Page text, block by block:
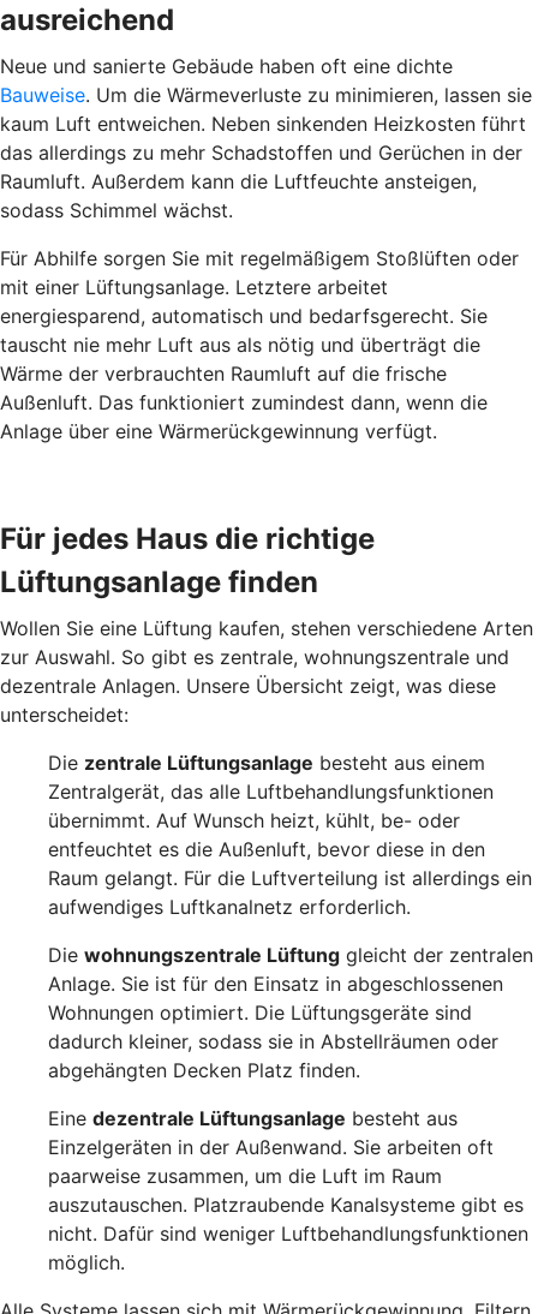
ausreichend
Neue und sanierte Gebäude haben oft eine dichte
Bauweise. Um die Wärmeverluste zu minimieren, lassen sie
kaum Luft entweichen. Neben sinkenden Heizkosten führt
das allerdings zu mehr Schadstoffen und Gerüchen in der
Raumluft. Außerdem kann die Luftfeuchte ansteigen,
sodass Schimmel wächst.
Für Abhilfe sorgen Sie mit regelmäßigem Stoßlüften oder
mit einer Lüftungsanlage. Letztere arbeitet
energiesparend, automatisch und bedarfsgerecht. Sie
tauscht nie mehr Luft aus als nötig und überträgt die
Wärme der verbrauchten Raumluft auf die frische
Außenluft. Das funktioniert zumindest dann, wenn die
Anlage über eine Wärmerückgewinnung verfügt.
Für jedes Haus die richtige
Lüftungsanlage finden
Wollen Sie eine Lüftung kaufen, stehen verschiedene Arten
zur Auswahl. So gibt es zentrale, wohnungszentrale und
dezentrale Anlagen. Unsere Übersicht zeigt, was diese
unterscheidet:
Die zentrale Lüftungsanlage besteht aus einem
Zentralgerät, das alle Luftbehandlungsfunktionen
übernimmt. Auf Wunsch heizt, kühlt, be- oder
entfeuchtet es die Außenluft, bevor diese in den
Raum gelangt. Für die Luftverteilung ist allerdings ein
aufwendiges Luftkanalnetz erforderlich.
Die wohnungszentrale Lüftung gleicht der zentralen
Anlage. Sie ist für den Einsatz in abgeschlossenen
Wohnungen optimiert. Die Lüftungsgeräte sind
dadurch kleiner, sodass sie in Abstellräumen oder
abgehängten Decken Platz finden.
Eine dezentrale Lüftungsanlage besteht aus
Einzelgeräten in der Außenwand. Sie arbeiten oft
paarweise zusammen, um die Luft im Raum
auszutauschen. Platzraubende Kanalsysteme gibt es
nicht. Dafür sind weniger Luftbehandlungsfunktionen
möglich.